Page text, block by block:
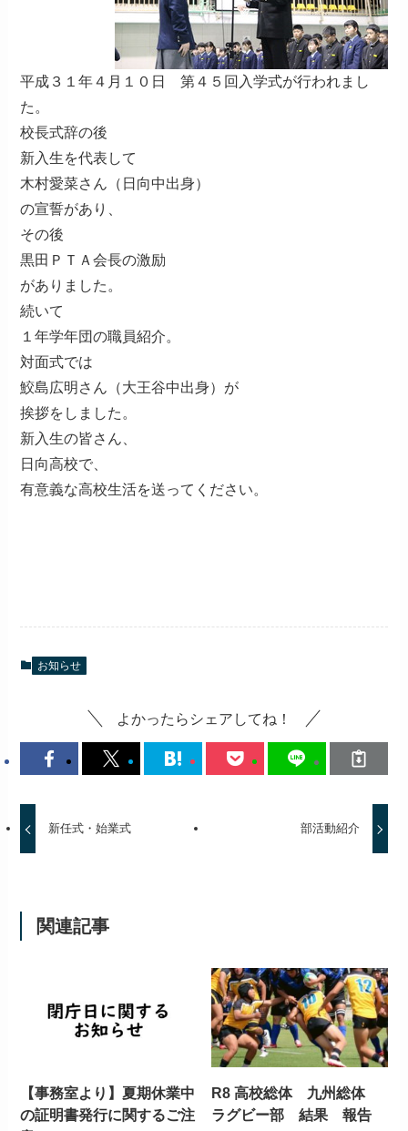
平成３１年４月１０日 第４５回入学式が行われまし
た。
校長式辞の後
新入生を代表して
木村愛菜さん（日向中出身）
の宣誓があり、
その後
黒田ＰＴＡ会長の激励
がありました。
続いて
１年学年団の職員紹介。
対面式では
鮫島広明さん（大王谷中出身）が
挨拶をしました。
新入生の皆さん、
日向高校で、
有意義な高校生活を送ってください。
お知らせ
よかったらシェアしてね！
新任式・始業式 部活動紹介
関連記事
【事務室より】夏期休業中
の証明書発行に関するご注
R8 高校総体 九州総体
ラグビー部 結果 報告